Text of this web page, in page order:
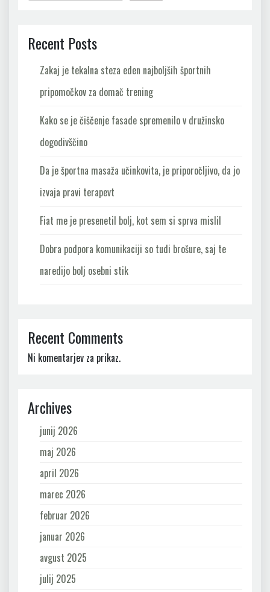
Recent Posts
Zakaj je tekalna steza eden najboljših športnih
pripomočkov za domač trening
Kako se je čiščenje fasade spremenilo v družinsko
dogodivščino
Da je športna masaža učinkovita, je priporočljivo, da jo
izvaja pravi terapevt
Fiat me je presenetil bolj, kot sem si sprva mislil
Dobra podpora komunikaciji so tudi brošure, saj te
naredijo bolj osebni stik
Recent Comments
Ni komentarjev za prikaz.
Archives
junij 2026
maj 2026
april 2026
marec 2026
februar 2026
januar 2026
avgust 2025
julij 2025